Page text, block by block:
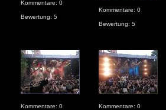
Kommentare: 0
Bewertung: 5
Kommentare: 0
Bewertung: 5
Kommentare: 0 Kommentare: 0